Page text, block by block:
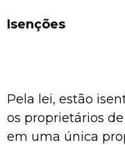
Isenções
Pela lei, estão
os proprietários
em uma única